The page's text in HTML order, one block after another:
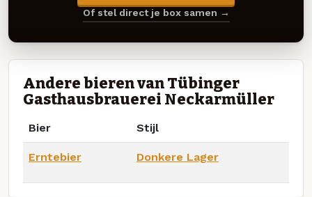
Of stel direct je box samen →
Andere bieren van Tübinger
Gasthausbrauerei Neckarmüller
Bier Stijl
Erntebier Donkere Lager